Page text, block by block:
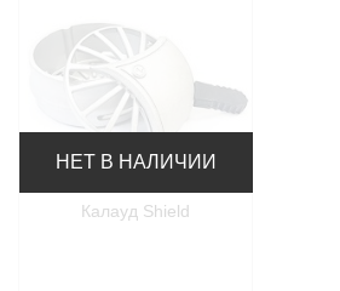
НЕТ В НАЛИЧИИ
Калауд Shield